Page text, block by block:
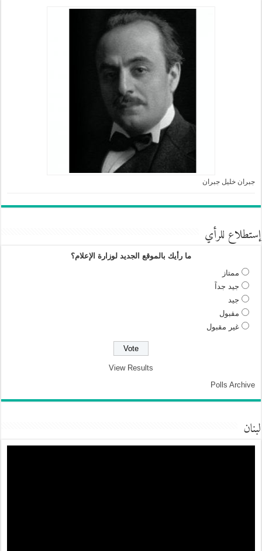
جبران خليل جبران
إستطلاع للرأي
ما رأيك بالموقع الجديد لوزارة الإعلام؟
ممتاز
جيد جداً
جيد
مقبول
غير مقبول
View Results
Polls Archive
لبنان